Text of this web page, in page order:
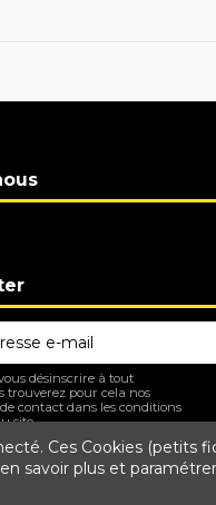
désinscrire à tout
trouverez pour cela nos
contact dans les conditions
site.
vous acceptez nos
Ces Cookies (petits
savoir plus et